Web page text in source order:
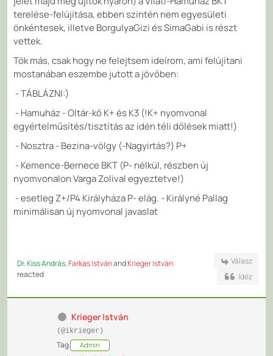
terelése-felújítása, ebben szintén nem egyesületi
önkéntesek, illetve BorgulyaGizi és SimaGabi is részt
vettek.
Tök más, csak hogy ne felejtsem ideírom, ami felújítani
mostanában eszembe jutott a jövőben:
- TÁBLÁZNI:)
- Hamuház - Oltár-kő K+ és K3 (!K+ nyomvonal
egyértelműsítés/tisztítás az idén téli dőlések miatt!)
- Nosztra - Bezina-völgy (-Nagyirtás?) P+
- Kemence-Bernece BKT (P- nélkül, részben új
nyomvonalon Varga Zolival egyeztetve!)
- esetleg Z+/P4 Királyháza P- elág. - Királyné Pallag
minimálisan új nyomvonal javaslat
Dr. Kiss András,Farkas IstvánandKrieger István
reacted
Válasz
Idéz
Krieger István
(@ikrieger)
Tag Admin